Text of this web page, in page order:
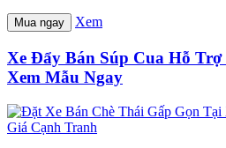
Mua ngay Xem
Xe Đẩy Bán Súp Cua Hỗ
Xem Mẫu Ngay